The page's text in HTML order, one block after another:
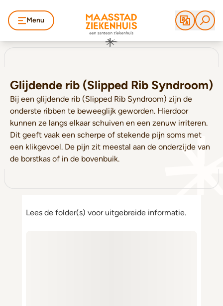
Menu
Glijdende rib (Slipped Rib Syndroom)
Bij een glijdende rib (Slipped Rib Syndroom) zijn de
onderste ribben te beweeglijk geworden. Hierdoor
kunnen ze langs elkaar schuiven en een zenuw irriteren.
Dit geeft vaak een scherpe of stekende pijn soms met
een klikgevoel. De pijn zit meestal aan de onderzijde van
de borstkas of in de bovenbuik.
Lees de folder(s) voor uitgebreide informatie.